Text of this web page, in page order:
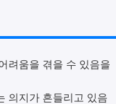
려움을 겪을 수 있음을
의지가 흔들리고 있음